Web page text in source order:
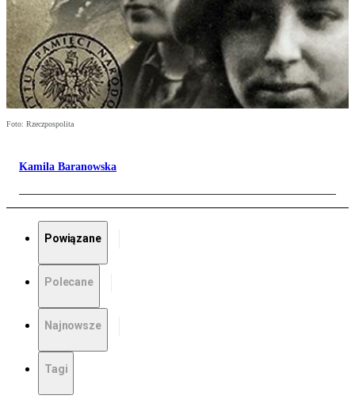
Foto: Rzeczpospolita
Kamila Baranowska
Powiązane
Polecane
Najnowsze
Tagi